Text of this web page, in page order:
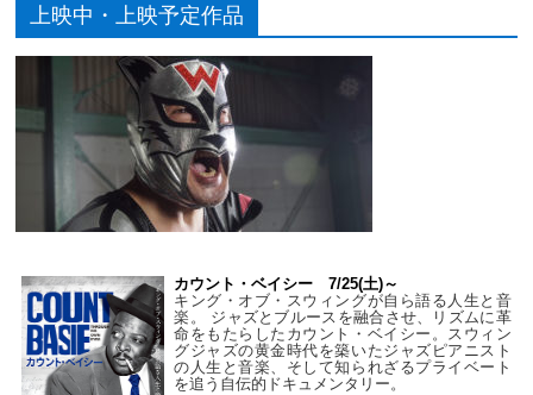
上映中・上映予定作品
カウント・ベイシー 7/25(土)～
キング・オブ・スウィングが自ら語る人生と音
楽。 ジャズとブルースを融合させ、リズムに革
命をもたらしたカウント・ベイシー。スウィン
グジャズの黄金時代を築いたジャズピアニスト
の人生と音楽、そして知られざるプライベート
を追う自伝的ドキュメンタリー。